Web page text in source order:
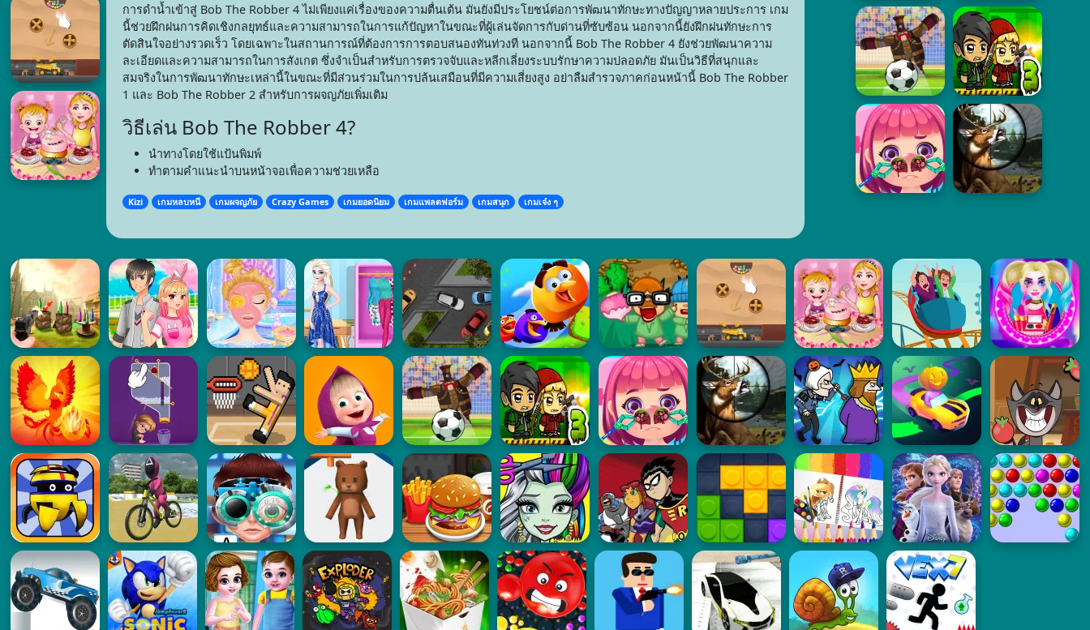
การดำน้ำเข้าสู่ Bob The Robber 4 ไม่เพียงแค่เรื่องของความตื่นเต้น มันยังมีประโยชน์ต่อการพัฒนาทักษะทางปัญญาหลายประการ เกม
นี้ช่วยฝึกฝนการคิดเชิงกลยุทธ์และความสามารถในการแก้ปัญหาในขณะที่ผู้เล่นจัดการกับด่านที่ซับซ้อน นอกจากนี้ยังฝึกฝนทักษะการ
ตัดสินใจอย่างรวดเร็ว โดยเฉพาะในสถานการณ์ที่ต้องการการตอบสนองทันท่วงที นอกจากนี้ Bob The Robber 4 ยังช่วยพัฒนาความ
ละเอียดและความสามารถในการสังเกต ซึ่งจำเป็นสำหรับการตรวจจับและหลีกเลี่ยงระบบรักษาความปลอดภัย มันเป็นวิธีที่สนุกและ
สมจริงในการพัฒนาทักษะเหล่านี้ในขณะที่มีส่วนร่วมในการปล้นเสมือนที่มีความเสี่ยงสูง อย่าลืมสำรวจภาคก่อนหน้านี้ Bob The Robber
1 และ Bob The Robber 2 สำหรับการผจญภัยเพิ่มเติม
วิธีเล่น Bob The Robber 4?
นำทางโดยใช้แป้นพิมพ์
ทำตามคำแนะนำบนหน้าจอเพื่อความช่วยเหลือ
Kizi เกมหลบหนี เกมผจญภัย Crazy Games เกมยอดนิยม เกมแพลตฟอร์ม เกมสนุก เกมเจ๋ง ๆ